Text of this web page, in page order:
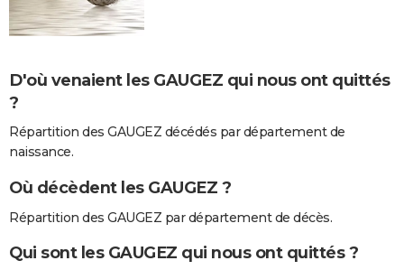
D'où venaient les GAUGEZ qui nous ont quittés
?
Répartition des GAUGEZ décédés par département de
naissance.
Où décèdent les GAUGEZ ?
Répartition des GAUGEZ par département de décès.
Qui sont les GAUGEZ qui nous ont quittés ?